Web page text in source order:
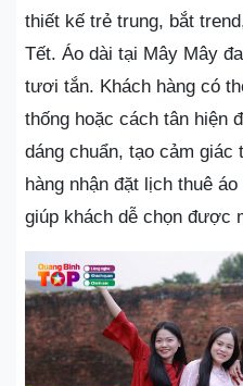
thiết kế trẻ trung, bắt
Tết. Áo dài tại Mây Mây
tươi tắn. Khách hàng có
thống hoặc cách tân hiện
dáng chuẩn, tạo cảm
hàng nhận đặt lịch thuê
giúp khách dễ chọn được